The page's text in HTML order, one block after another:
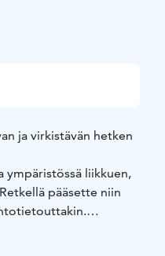
ja virkistävän hetken
ympäristössä liikkuen,
pääsette niin